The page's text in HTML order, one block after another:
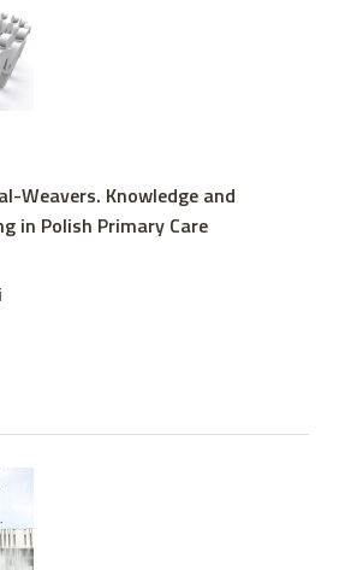
Weavers. Knowledge and
in Polish Primary Care